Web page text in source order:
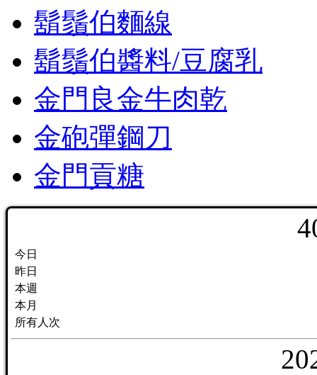
鬍鬚伯麵線
鬍鬚伯醬料/豆腐乳
金門良金牛肉乾
金砲彈鋼刀
金門貢糖
4
今日
昨日
本週
本月
所有人次